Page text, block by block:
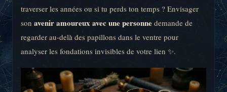
traverser les années ou si tu perds ton temps ? Envisager
son avenir amoureux avec une personne demande de
regarder au-delà des papillons dans le ventre pour
analyser les fondations invisibles de votre lien ✨.